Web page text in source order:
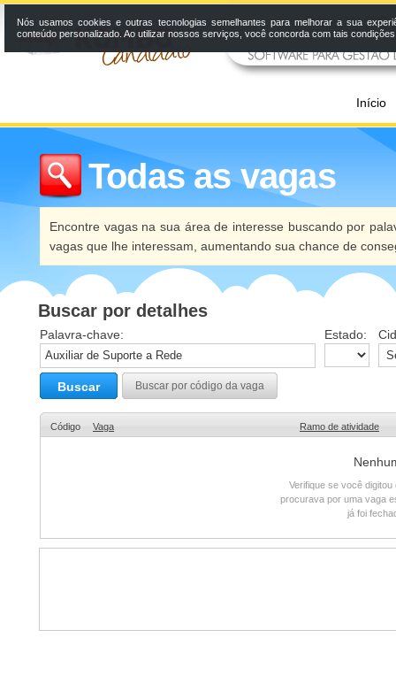
Início
Todas as vagas
Encontre vagas na sua área de interesse buscando por
vagas que lhe interessam, aumentando sua chance de
Buscar por detalhes
Palavra-chave: Estado:
Buscar Buscar por código da vaga
Código Vaga Ramo de atividade
Verifique se você
procurava por uma vaga
já foi
Nós usamos cookies e outras tecnologias semelhantes para melhorar a sua
conteúdo personalizado. Ao utilizar nossos serviços, você concorda com tais